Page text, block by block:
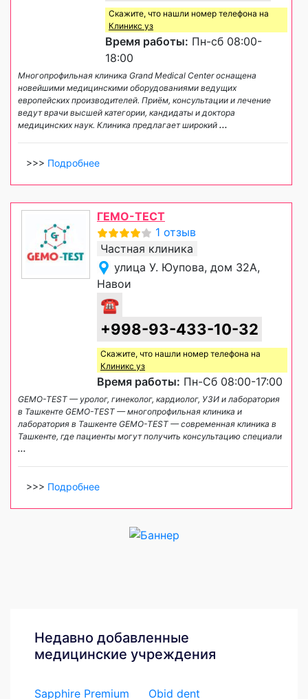
Скажите, что нашли номер телефона на
Клиникс уз
Время работы: Пн-сб 08:00-
18:00
Многопрофильная клиника Grand Medical Center оснащена
новейшими медицинскими оборудованиями ведущих
европейских производителей. Приём, консультации и лечение
ведут врачи высшей категории, кандидаты и доктора
медицинских наук. Клиника предлагает широкий ...
>>> Подробнее
ГЕМО-ТЕСТ
1 отзыв
Частная клиника
улица У. Юупова, дом 32А,
Навои
☎
+998-93-433-10-32
Скажите, что нашли номер телефона на
Клиникс уз
Время работы: Пн-Сб 08:00-17:00
GEMO-TEST — уролог, гинеколог, кардиолог, УЗИ и лаборатория
в Ташкенте GEMO-TEST — многопрофильная клиника и
лаборатория в Ташкенте GEMO-TEST — современная клиника в
Ташкенте, где пациенты могут получить консультацию специали
...
>>> Подробнее
Недавно добавленные
медицинские учреждения
Sapphire Premium Obid dent